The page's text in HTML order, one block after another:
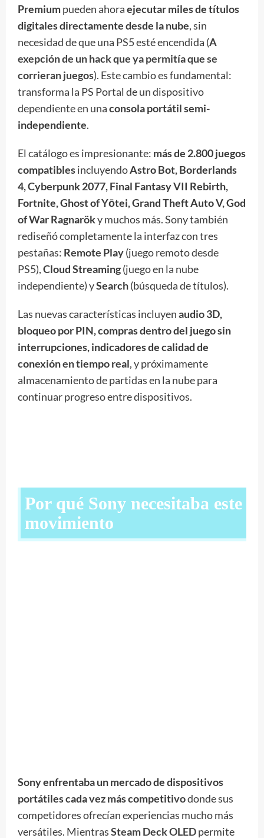
Premiumpueden ahoraejecutar miles de títulos
digitales directamente desde la nube, sin
necesidad de que una PS5 esté encendida (A
exepción de un hack que ya permitía que se
corrieran juegos). Este cambio es fundamental:
transforma la PS Portal de un dispositivo
dependiente en unaconsola portátil semi-
independiente.
El catálogo es impresionante: más de 2.800 juegos
compatiblesincluyendoAstro Bot, Borderlands
4, Cyberpunk 2077, Final Fantasy VII Rebirth,
Fortnite, Ghost of Yōtei, Grand Theft Auto V, God
of War Ragnaröky muchos más. Sony también
rediseñó completamente la interfaz con tres
pestañas: Remote Play(juego remoto desde
PS5),Cloud Streaming(juego en la nube
independiente) ySearch(búsqueda de títulos).
Las nuevas características incluyenaudio 3D,
bloqueo por PIN, compras dentro del juego sin
interrupciones, indicadores de calidad de
conexión en tiempo real, y próximamente
almacenamiento de partidas en la nube para
continuar progreso entre dispositivos.
Por qué Sony necesitaba este
movimiento
Sony enfrentaba un mercado de dispositivos
portátiles cada vez más competitivodonde sus
competidores ofrecían experiencias mucho más
versátiles. MientrasSteam Deck OLEDpermite